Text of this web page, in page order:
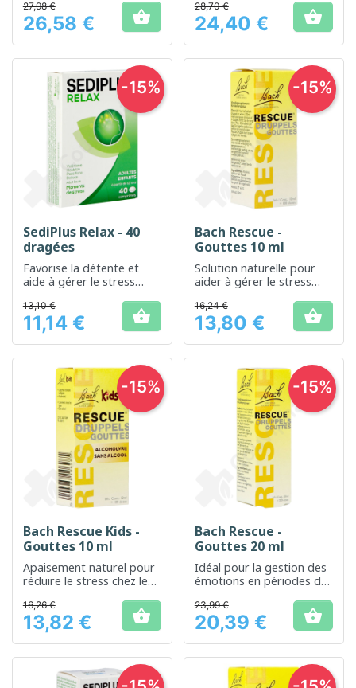
Prix
27,98 €
26,58 €  Prix
28,70 €
24,40 € 
SediPlus Relax - 40
dragées
Favorise la détente et
aide à gérer le stress
Prix
13,10 €
11,14 € 
-15%
Bach Rescue -
Gouttes 10 ml
Solution naturelle pour
aider à gérer le stress
Prix
16,24 €
13,80 € 
-15%
Bach Rescue Kids -
Gouttes 10 ml
Apaisement naturel pour
réduire le stress chez les
Prix
16,26 €
13,82 € 
-15%
Bach Rescue -
Gouttes 20 ml
Idéal pour la gestion des
émotions en périodes de
Prix
23,99 €
20,39 € 
-15%